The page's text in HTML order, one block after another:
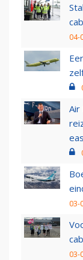
04-
Air
03-
03-